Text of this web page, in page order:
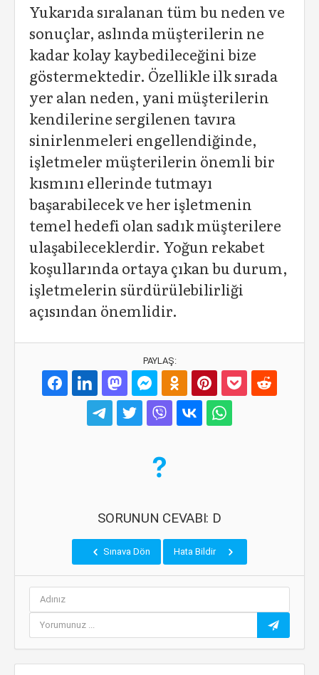
Yukarıda sıralanan tüm bu neden ve
sonuçlar, aslında müşterilerin ne
kadar kolay kaybedileceğini bize
göstermektedir. Özellikle ilk sırada
yer alan neden, yani müşterilerin
kendilerine sergilenen tavıra
sinirlenmeleri engellendiğinde,
işletmeler müşterilerin önemli bir
kısmını ellerinde tutmayı
başarabilecek ve her işletmenin
temel hedefi olan sadık müşterilere
ulaşabileceklerdir. Yoğun rekabet
koşullarında ortaya çıkan bu durum,
işletmelerin sürdürülebilirliği
açısından önemlidir.
PAYLAŞ:
SORUNUN CEVABI: D
Sınava Dön Hata Bildir